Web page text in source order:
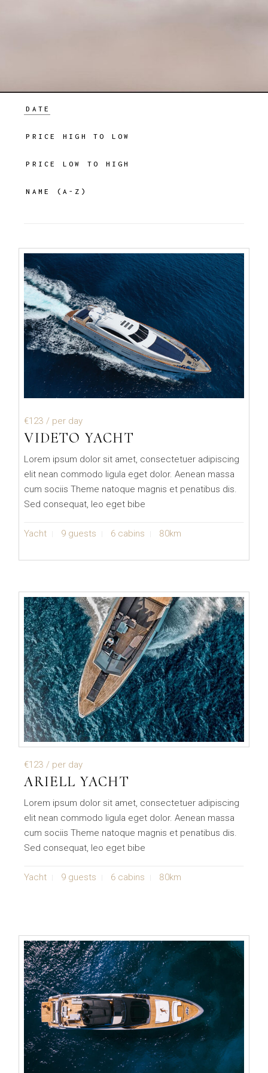
DATE
PRICE HIGH TO LOW
PRICE LOW TO HIGH
NAME (A-Z)
€123 / per day
VIDETO YACHT
Lorem ipsum dolor sit amet, consectetuer adipiscing
elit nean commodo ligula eget dolor. Aenean massa
cum sociis Theme natoque magnis et penatibus dis.
Sed consequat, leo eget bibe
Yacht 9 guests 6 cabins 80km
€123 / per day
ARIELL YACHT
Lorem ipsum dolor sit amet, consectetuer adipiscing
elit nean commodo ligula eget dolor. Aenean massa
cum sociis Theme natoque magnis et penatibus dis.
Sed consequat, leo eget bibe
Yacht 9 guests 6 cabins 80km